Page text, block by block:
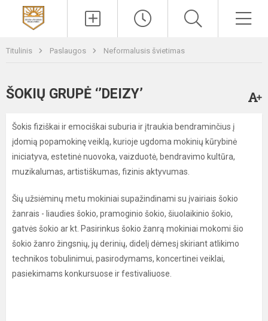
Titulinis Paslaugos Neformalusis švietimas
ŠOKIŲ GRUPĖ ‘’DEIZY’
Šokis fiziškai ir emociškai suburia ir įtraukia bendraminčius į
įdomią popamokinę veiklą, kurioje ugdoma mokinių kūrybinė
iniciatyva, estetinė nuovoka, vaizduotė, bendravimo kultūra,
muzikalumas, artistiškumas, fizinis aktyvumas.
Šių užsiėminų metu mokiniai supažindinami su įvairiais šokio
žanrais - liaudies šokio, pramoginio šokio, šiuolaikinio šokio,
gatvės šokio ar kt. Pasirinkus šokio žanrą mokiniai mokomi šio
šokio žanro žingsnių, jų derinių, didelį dėmesį skiriant atlikimo
technikos tobulinimui, pasirodymams, koncertinei veiklai,
pasiekimams konkursuose ir festivaliuose.